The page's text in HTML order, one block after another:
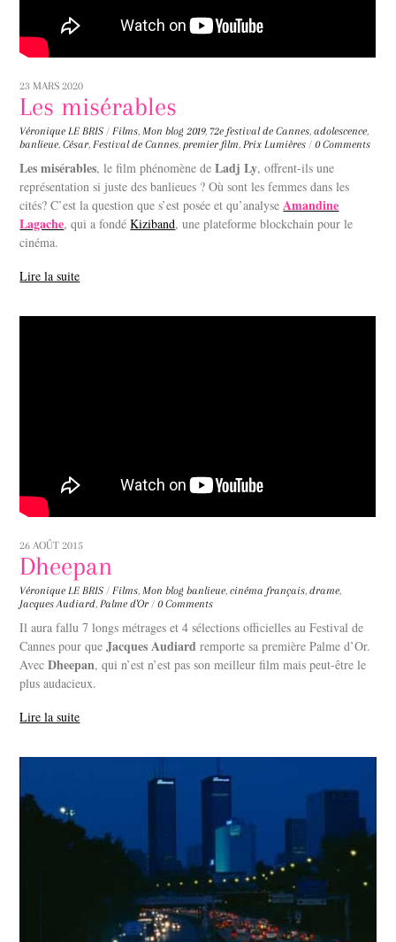
23 MARS 2020
Les misérables
Véronique LE BRIS / Films,Mon blog 2019,72e festival de Cannes,adolescence,
banlieue,César,Festival de Cannes,premier film,Prix Lumières / 0 Comments
Les misérables, le film phénomène deLadj Ly, offrent-ils une
représentation si juste des banlieues ? Où sont les femmes dans les
cités? C’est la question que s’est posée et qu’analyseAmandine
Lagache, qui a fondéKiziband, une plateforme blockchain pour le
cinéma.
Lire la suite
26 AOÛT 2015
Dheepan
Véronique LE BRIS / Films,Mon blog banlieue,cinéma français,drame,
Jacques Audiard,Palme d'Or / 0 Comments
Il aura fallu 7 longs métrages et 4 sélections officielles au Festival de
Cannes pour queJacques Audiard remporte sa première Palme d’Or.
AvecDheepan, qui n’est n’est pas son meilleur film mais peut-être le
plus audacieux.
Lire la suite